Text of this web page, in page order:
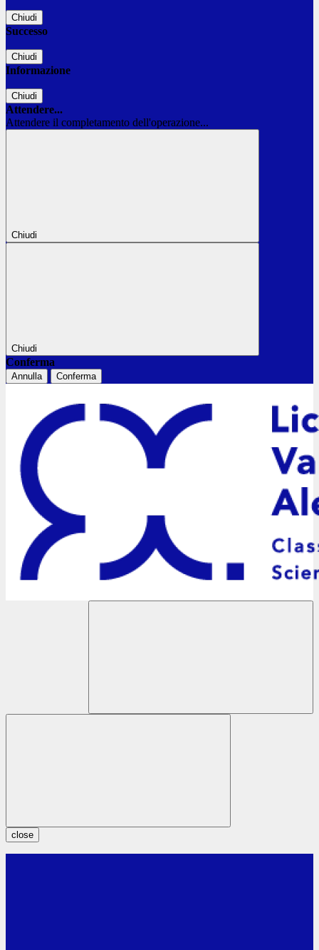
Chiudi
Successo
Chiudi
Informazione
Chiudi
Attendere...
Attendere il completamento dell'operazione...
Chiudi
Chiudi
Conferma
Annulla Conferma
close